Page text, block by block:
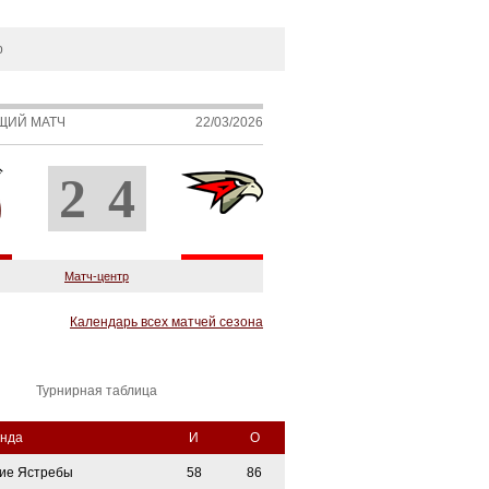
МАТЧ 22/03/2026
2 4
Матч-центр
Календарь всех матчей сезона
Турнирная таблица
И О
Ястребы 58 86